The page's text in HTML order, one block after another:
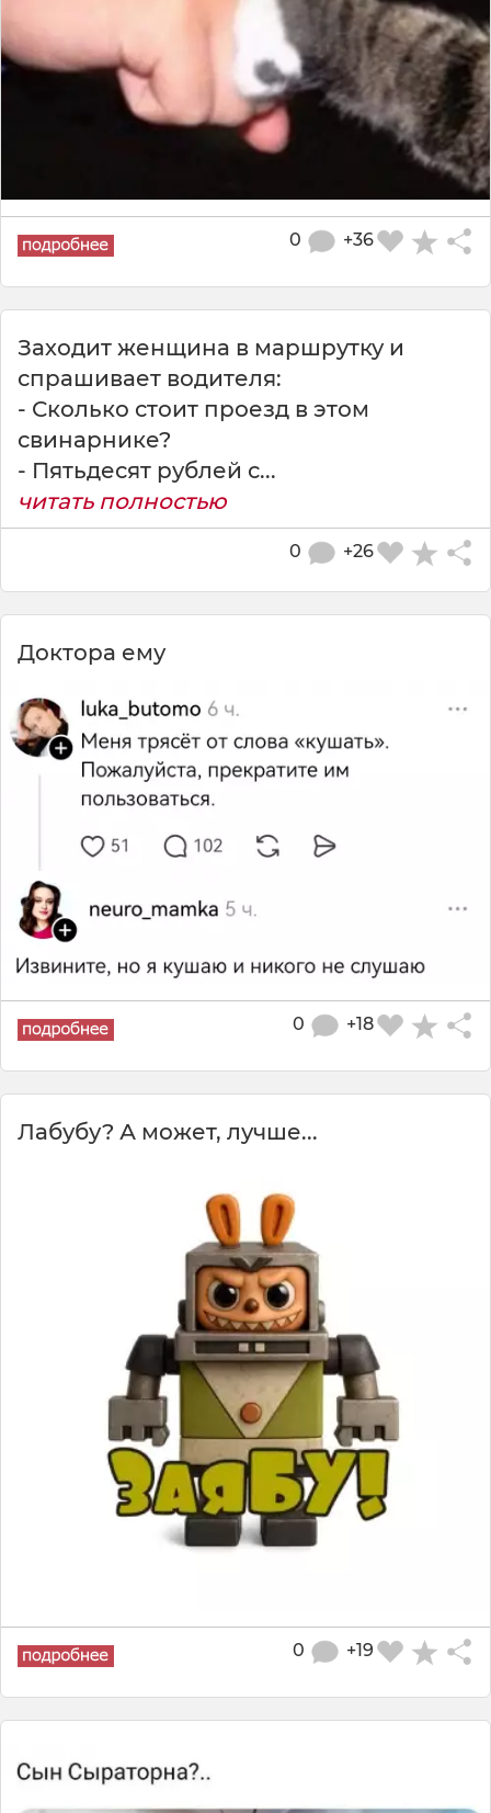
+36
0
Заходит женщина в маршрутку и
спрашивает водителя:
- Сколько стоит проезд в этом
свинарнике?
- Пятьдесят рублей с...
читать полностью
+26
0
Доктора ему
+18
0
Лабубу? А может, лучше...
+19
0